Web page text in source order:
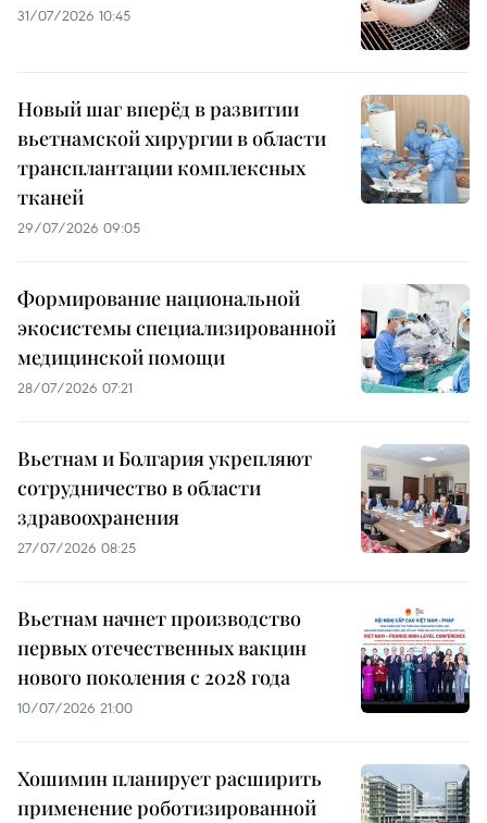
31/07/2026 10:45
Новый шаг вперёд в развитии
вьетнамской хирургии в области
трансплантации комплексных
тканей
29/07/2026 09:05
Формирование национальной
экосистемы специализированной
медицинской помощи
28/07/2026 07:21
Вьетнам и Болгария укрепляют
сотрудничество в области
здравоохранения
27/07/2026 08:25
Вьетнам начнет производство
первых отечественных вакцин
нового поколения с 2028 года
10/07/2026 21:00
Хошимин планирует расширить
применение роботизированной